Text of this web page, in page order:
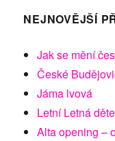
NEJNOVĚJŠÍ
Jak se mění
České
Jáma lvová
Letní Letná
Alta opening –